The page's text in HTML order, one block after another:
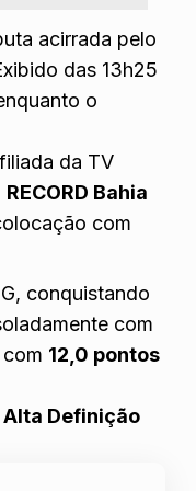
acirrada pelo
das 13h25
o
da TV
RECORD Bahia
com
conquistando
com
12,0 pontos
Alta Definição